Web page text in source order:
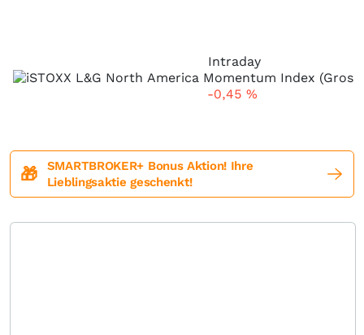
Intraday
-0,45 %
🎁
SMARTBROKER+ Bonus Aktion! Ihre
Lieblingsaktie geschenkt!